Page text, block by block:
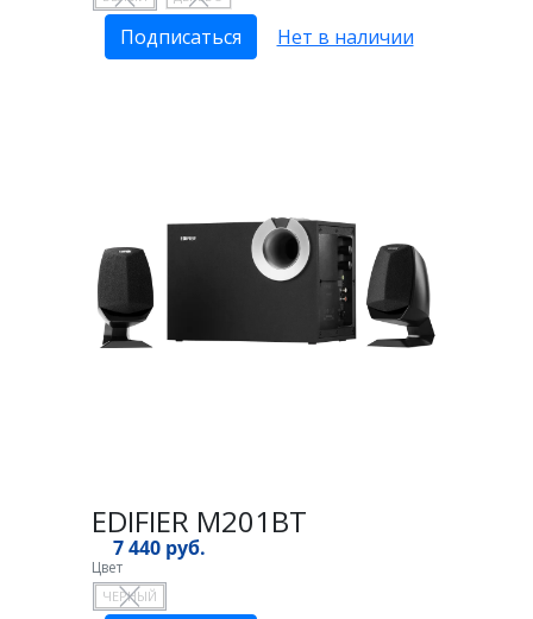
Подписаться Нет в наличии
EDIFIER M201BT
7 440 руб.
Цвет
ЧЕРНЫЙ